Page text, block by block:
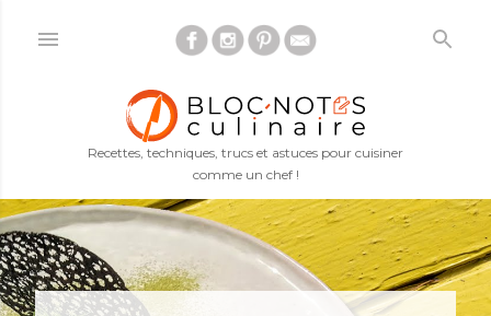
Accéder au contenu principal
Recettes, techniques, trucs et astuces pour cuisiner
comme un chef !